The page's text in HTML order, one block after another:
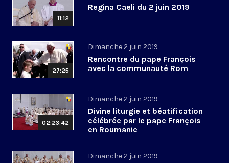
11:12
Regina Caeli du 2 juin 2019
27:25
Dimanche 2 juin 2019
Rencontre du pape François
avec la communauté Rom
02:23:42
Dimanche 2 juin 2019
Divine liturgie et béatification
célébrée par le pape François
en Roumanie
Dimanche 2 juin 2019